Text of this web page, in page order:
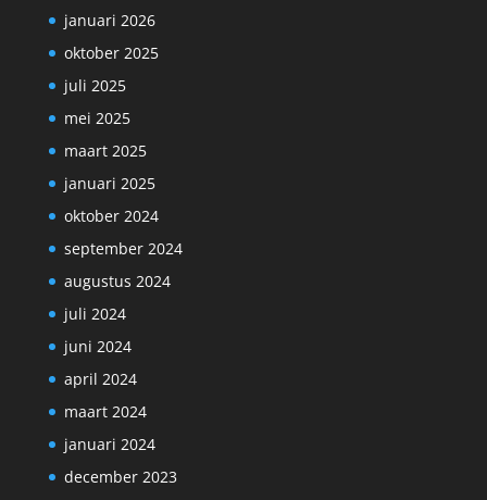
januari 2026
oktober 2025
juli 2025
mei 2025
maart 2025
januari 2025
oktober 2024
september 2024
augustus 2024
juli 2024
juni 2024
april 2024
maart 2024
januari 2024
december 2023